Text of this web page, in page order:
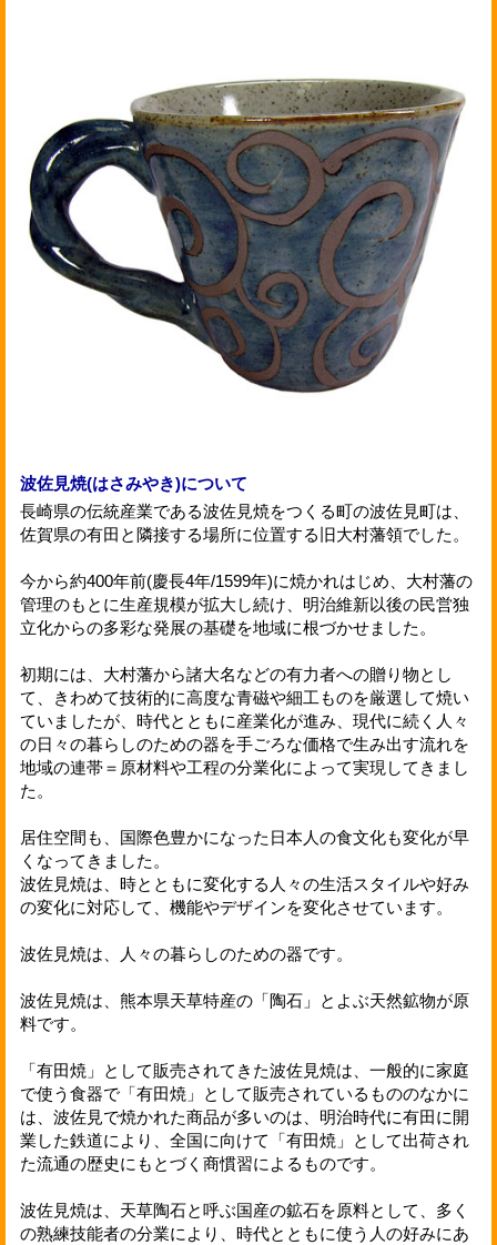
波佐見焼(はさみやき)について
長崎県の伝統産業である波佐見焼をつくる町の波佐見町は、
佐賀県の有田と隣接する場所に位置する旧大村藩領でした。
今から約400年前(慶長4年/1599年)に焼かれはじめ、大村藩の
管理のもとに生産規模が拡大し続け、明治維新以後の民営独
立化からの多彩な発展の基礎を地域に根づかせました。
初期には、大村藩から諸大名などの有力者への贈り物とし
て、きわめて技術的に高度な青磁や細工ものを厳選して焼い
ていましたが、時代とともに産業化が進み、現代に続く人々
の日々の暮らしのための器を手ごろな価格で生み出す流れを
地域の連帯＝原材料や工程の分業化によって実現してきまし
た。
居住空間も、国際色豊かになった日本人の食文化も変化が早
くなってきました。
波佐見焼は、時とともに変化する人々の生活スタイルや好み
の変化に対応して、機能やデザインを変化させています。
波佐見焼は、人々の暮らしのための器です。
波佐見焼は、熊本県天草特産の「陶石」とよぶ天然鉱物が原
料です。
「有田焼」として販売されてきた波佐見焼は、一般的に家庭
で使う食器で「有田焼」として販売されているもののなかに
は、波佐見で焼かれた商品が多いのは、明治時代に有田に開
業した鉄道により、全国に向けて「有田焼」として出荷され
た流通の歴史にもとづく商慣習によるものです。
波佐見焼は、天草陶石と呼ぶ国産の鉱石を原料として、多く
の熟練技能者の分業により、時代とともに使う人の好みにあ